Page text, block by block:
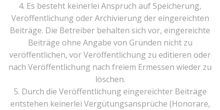
4. Es besteht keinerlei Anspruch auf Speicherung,
Veröffentlichung oder Archivierung der eingereichten
Beiträge. Die Betreiber behalten sich vor, eingereichte
Beiträge ohne Angabe von Gründen nicht zu
veröffentlichen, vor Veröffentlichung zu editieren oder
nach Veröffentlichung nach freiem Ermessen wieder zu
löschen.
5. Durch die Veröffentlichung eingereichter Beiträge
entstehen keinerlei Vergütungsansprüche (Honorare,